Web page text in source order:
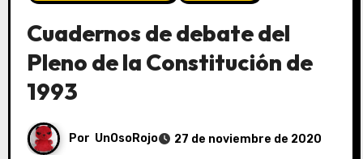
Cuadernos de debate del
Pleno de la Constitución de
1993
Por UnOsoRojo 27 de noviembre de 2020